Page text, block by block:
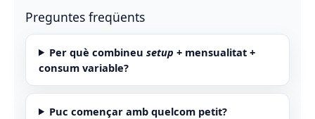
Preguntes freqüents
Per què combineusetup + mensualitat +
consum variable?
Puc començar amb quelcom petit?